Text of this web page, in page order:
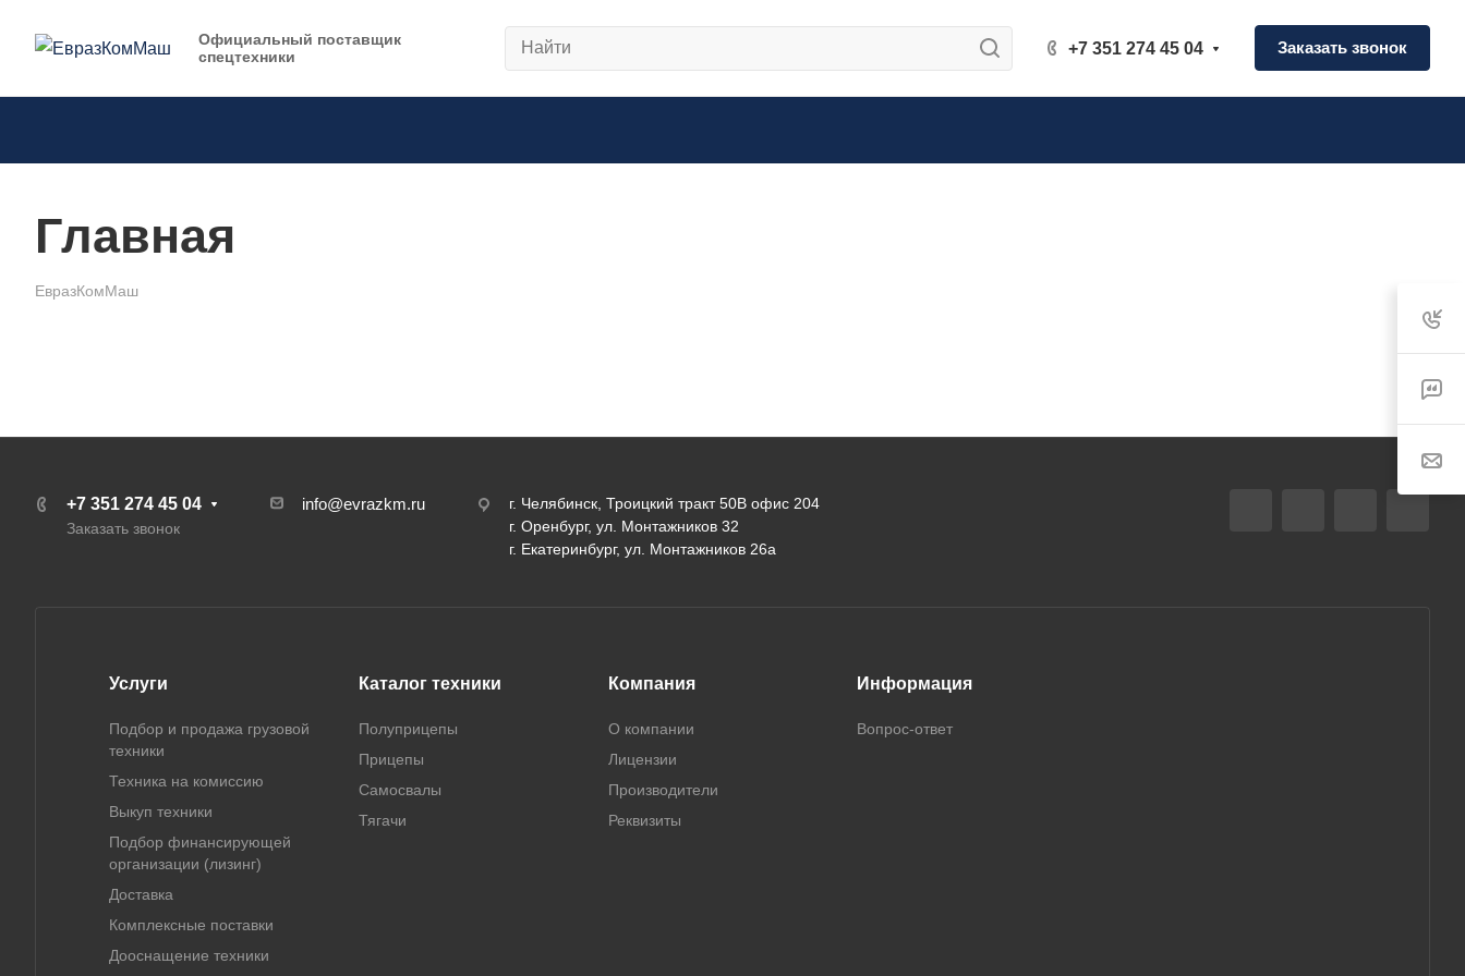
Официальный поставщик
спецтехники
+7 351 274 45 04 Заказать звонок
Главная
ЕвразКомМаш
+7 351 274 45 04
Заказать звонок
info@evrazkm.ru
г. Челябинск, Троицкий тракт 50В офис 204
г. Оренбург, ул. Монтажников 32
г. Екатеринбург, ул. Монтажников 26а
Услуги
Подбор и продажа грузовой
техники
Техника на комиссию
Выкуп техники
Подбор финансирующей
организации (лизинг)
Доставка
Комплексные поставки
Дооснащение техники
Каталог техники
Полуприцепы
Прицепы
Самосвалы
Тягачи
Компания
О компании
Лицензии
Производители
Реквизиты
Информация
Вопрос-ответ